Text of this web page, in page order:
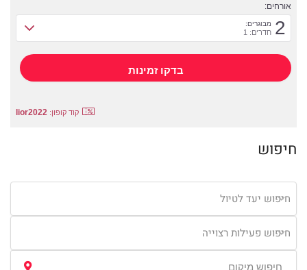
אורחים:
2 מבוגרים:
חדרים: 1
קוד קופון: lior2022
חיפוש
חיפוש יעד לטיול
חיפוש פעילות רצוייה